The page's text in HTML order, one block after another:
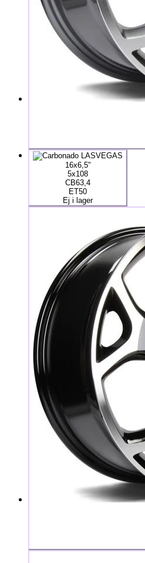
16x6,5"
5x108
CB63,4
ET50
Ej i lager